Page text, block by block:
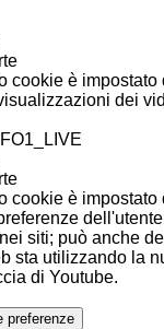
cookie è impostato
dei
cookie è impostato
siti; può anche
sta utilizzando la
di Youtube.
preferenze